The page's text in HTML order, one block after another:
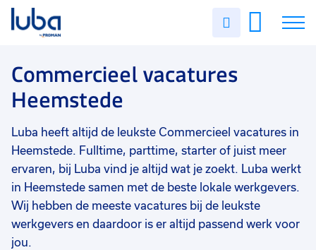
Uren
Vacatures
Over ons
Voor werkgevers
Contact
Commercieel vacatures
Heemstede
Luba heeft altijd de leukste Commercieel vacatures in
Heemstede. Fulltime, parttime, starter of juist meer
ervaren, bij Luba vind je altijd wat je zoekt. Luba werkt
in Heemstede samen met de beste lokale werkgevers.
Wij hebben de meeste vacatures bij de leukste
werkgevers en daardoor is er altijd passend werk voor
jou.
Filter vacatures
Vakgebied 0
Commercieel
Opleidingsniveau
MBO 1
MBO/HBO 1
Soort contract 0
Vast 3